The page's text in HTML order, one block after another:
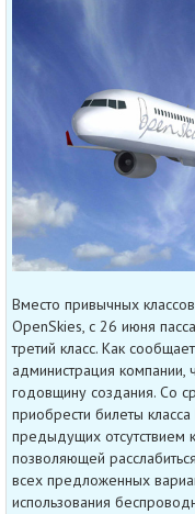
Вместо привычных
OpenSkies, с 26 июня
третий класс. Как
администрация компании,
годовщину создания. Со
приобрести билеты
предыдущих отсутствием
позволяющей
всех предложенных
использования